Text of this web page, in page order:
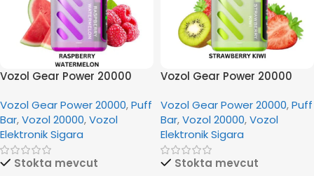
Vozol Gear Power 20000
Vozol Gear Power 20000,Puff
Bar,Vozol 20000,Vozol
Elektronik Sigara
Stokta mevcut
Vozol Gear Power 20000
Vozol Gear Power 20000,Puff
Bar,Vozol 20000,Vozol
Elektronik Sigara
Stokta mevcut